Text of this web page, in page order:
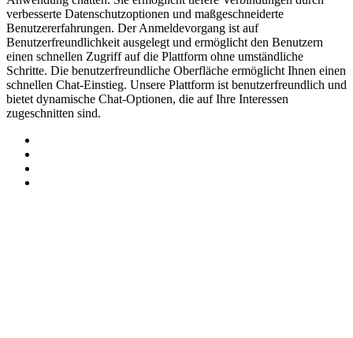
verbesserte Datenschutzoptionen und maßgeschneiderte
Benutzererfahrungen. Der Anmeldevorgang ist auf
Benutzerfreundlichkeit ausgelegt und ermöglicht den Benutzern
einen schnellen Zugriff auf die Plattform ohne umständliche
Schritte. Die benutzerfreundliche Oberfläche ermöglicht Ihnen einen
schnellen Chat-Einstieg. Unsere Plattform ist benutzerfreundlich und
bietet dynamische Chat-Optionen, die auf Ihre Interessen
zugeschnitten sind.